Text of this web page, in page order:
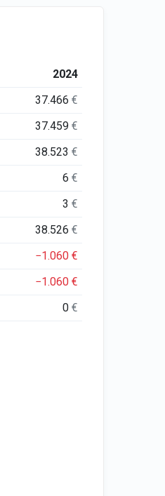
2024
37.466€
37.459€
38.523€
6€
3€
38.526€
−1.060€
−1.060€
0€